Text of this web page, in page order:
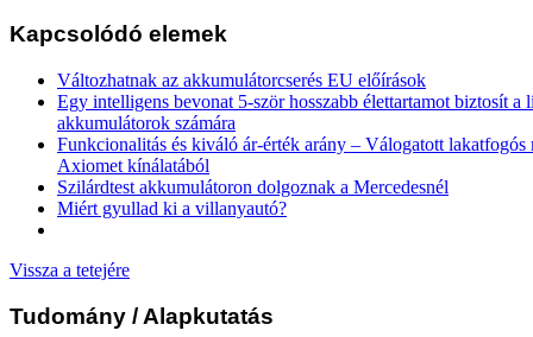
Kapcsolódó elemek
Változhatnak az akkumulátorcserés EU előírások
Egy intelligens bevonat 5-ször hosszabb élettartamot biztosít a
akkumulátorok számára
Funkcionalitás és kiváló ár-érték arány – Válogatott lakatfogós
Axiomet kínálatából
Szilárdtest akkumulátoron dolgoznak a Mercedesnél
Miért gyullad ki a villanyautó?
Vissza a tetejére
Tudomány / Alapkutatás